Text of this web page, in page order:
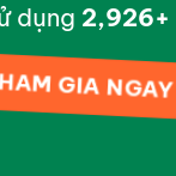
dụng 2,998+
GIA NGAY